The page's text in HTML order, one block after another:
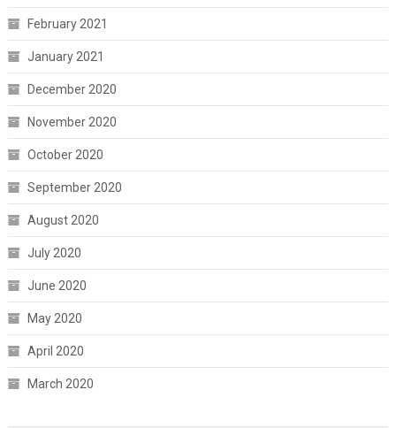
February 2021
January 2021
December 2020
November 2020
October 2020
September 2020
August 2020
July 2020
June 2020
May 2020
April 2020
March 2020